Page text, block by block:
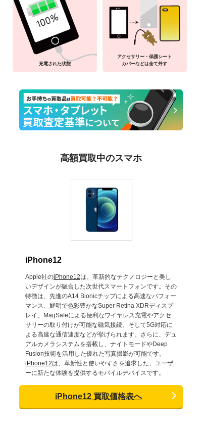
充電された状態
アクセサリー・保護シート
カバーなどは全て外す
高額買取中のスマホ
iPhone12
Apple社のiPhone12は、革新的なテクノロジーと美し
いデザインが融合した次世代スマートフォンです。その
特徴は、先進のA14 Bionicチップによる高速なパフォー
マンス、鮮明で色彩豊かなSuper Retina XDRディスプ
レイ、MagSafeによる便利なワイヤレス充電やアクセ
サリーの取り付けが可能な磁気接続、そして5G対応に
よる高速な通信速度などが挙げられます。さらに、デュ
アルカメラシステムを搭載し、ナイトモードやDeep
Fusion技術を活用した優れた写真撮影が可能です。
iPhone12は、革新性と使いやすさを追求した、ユーザ
ーに新たな体験を提供するモバイルデバイスです。
iPhone12 買取価格表へ